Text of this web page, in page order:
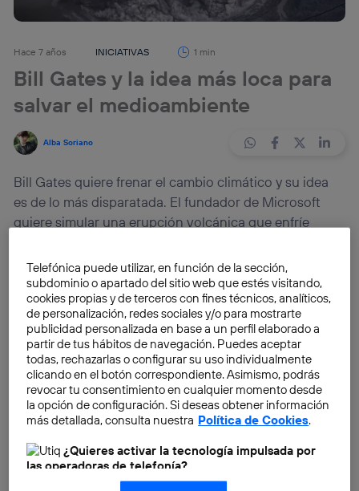
Hace 7 años INICIATIVAS 1 min
Bill Gates y la idea más loca para
salvar el medioambiente
Alba Soriano
Bill Gates quiere frenar el cambio climático y su idea
es de lo más disparatada. El fundador de Microsoft
quiere simular una erupción volcánica que enfríe
geoingeniería muy, pero que muy elaborado.
Ante el estado en el que se encuentra nuestro planeta,
los científicos creen que nos acercamos a un punto de
no retorno, cuando no podremos hacer nada para
subsanar elcambio climático.
Para solucionar el gran problema del mundo, Bill
Gates, una de las personas más ricas de la historia, ha
financiado un proyecto que teñirá nuestro cielo de
marrón. El fin del proyecto de geoingeniería solar es
detener el cambio climático con una nube química
Telefónica puede utilizar, en función de la sección,
subdominio o apartado del sitio web que estés visitando,
cookies propias y de terceros con fines técnicos, analíticos,
de personalización, redes sociales y/o para mostrarte
publicidad personalizada en base a un perfil elaborado a
partir de tus hábitos de navegación. Puedes aceptar
todas, rechazarlas o configurar su uso individualmente
clicando en el botón correspondiente. Asimismo, podrás
revocar tu consentimiento en cualquier momento desde
la opción de configuración. Si deseas obtener información
más detallada, consulta nuestra Política de Cookies.
¿Quieres activar la tecnología impulsada por
las operadoras de telefonía?
Nosotros, Telefónica S.A., utilizamos la tecnología Utiq para